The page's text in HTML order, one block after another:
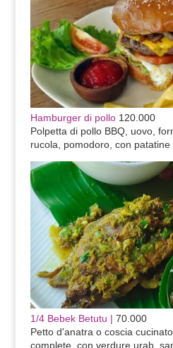
Hamburger di pollo120.000
Polpetta di pollo BBQ, uovo,
rucola, pomodoro, con patatine
1/4 Bebek Betutu | 70.000
Petto d'anatra o coscia
complete, con verdure urab,